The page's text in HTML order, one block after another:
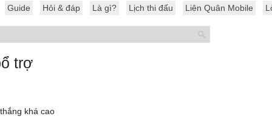
Guide Hỏi & đáp Là gì? Lịch thi đấu Liên Quân Mobile
trợ
khá cao